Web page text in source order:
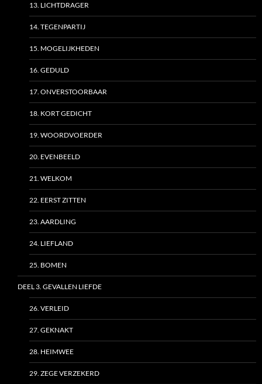
13. LICHTDRAGER
14. TEGENPARTIJ
15. MOGELIJKHEDEN
16. GEDULD
17. ONVERSTOORBAAR
18. KORT GEDICHT
19. WOORDVOERDER
20. EVENBEELD
21. WELKOM
22. EERST ZITTEN
23. AARDLING
24. LIEFLAND
25. BOMEN
DEEL 3. GEVALLEN LIEFDE
26. VERLEID
27. GEKNAKT
28. HEIMWEE
29. ZEGE VERZEKERD